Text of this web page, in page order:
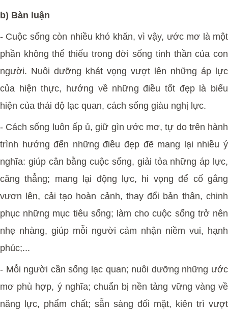
b) Bàn luận
- Cuộc sống còn nhiều khó khăn, vì vậy, ước mơ là một
phần không thể thiếu trong đời sống tinh thần của con
người. Nuôi dưỡng khát vọng vượt lên những áp lực
của hiện thực, hướng về những điều tốt đẹp là biểu
hiện của thái độ lạc quan, cách sống giàu nghị lực.
- Cách sống luôn ấp ủ, giữ gìn ước mơ, tự do trên hành
trình hướng đến những điều đẹp đẽ mang lại nhiều ý
nghĩa: giúp cân bằng cuộc sống, giải tỏa những áp lực,
căng thẳng; mang lại động lực, hi vọng để cố gắng
vươn lên, cải tạo hoàn cảnh, thay đổi bản thân, chinh
phục những mục tiêu sống; làm cho cuộc sống trở nên
nhẹ nhàng, giúp mỗi người cảm nhận niềm vui, hạnh
phúc;...
- Mỗi người cần sống lạc quan; nuôi dưỡng những ước
mơ phù hợp, ý nghĩa; chuẩn bị nền tảng vững vàng về
năng lực, phẩm chất; sẵn sàng đối mặt, kiên trì vượt